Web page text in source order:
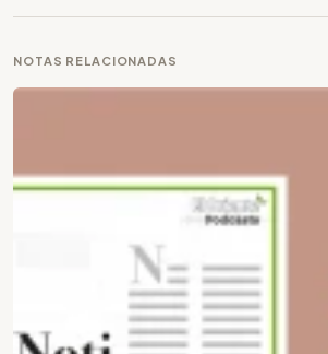
NOTAS RELACIONADAS